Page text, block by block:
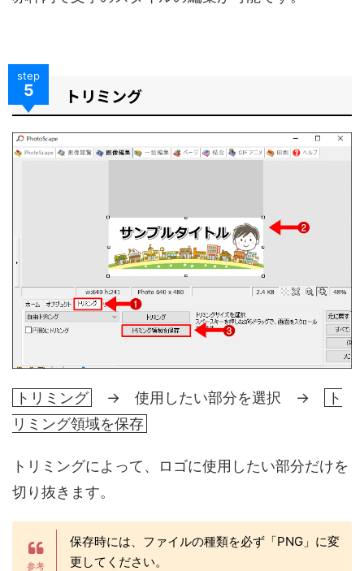
step
5 トリミング
トリミング → 使用したい部分を選択 →
ト
リミング領域を保存
トリミングによって、ロゴに使用したい部分だけを
切り抜きます。
保存時には、ファイルの種類を必ず「PNG」に変
更してください。